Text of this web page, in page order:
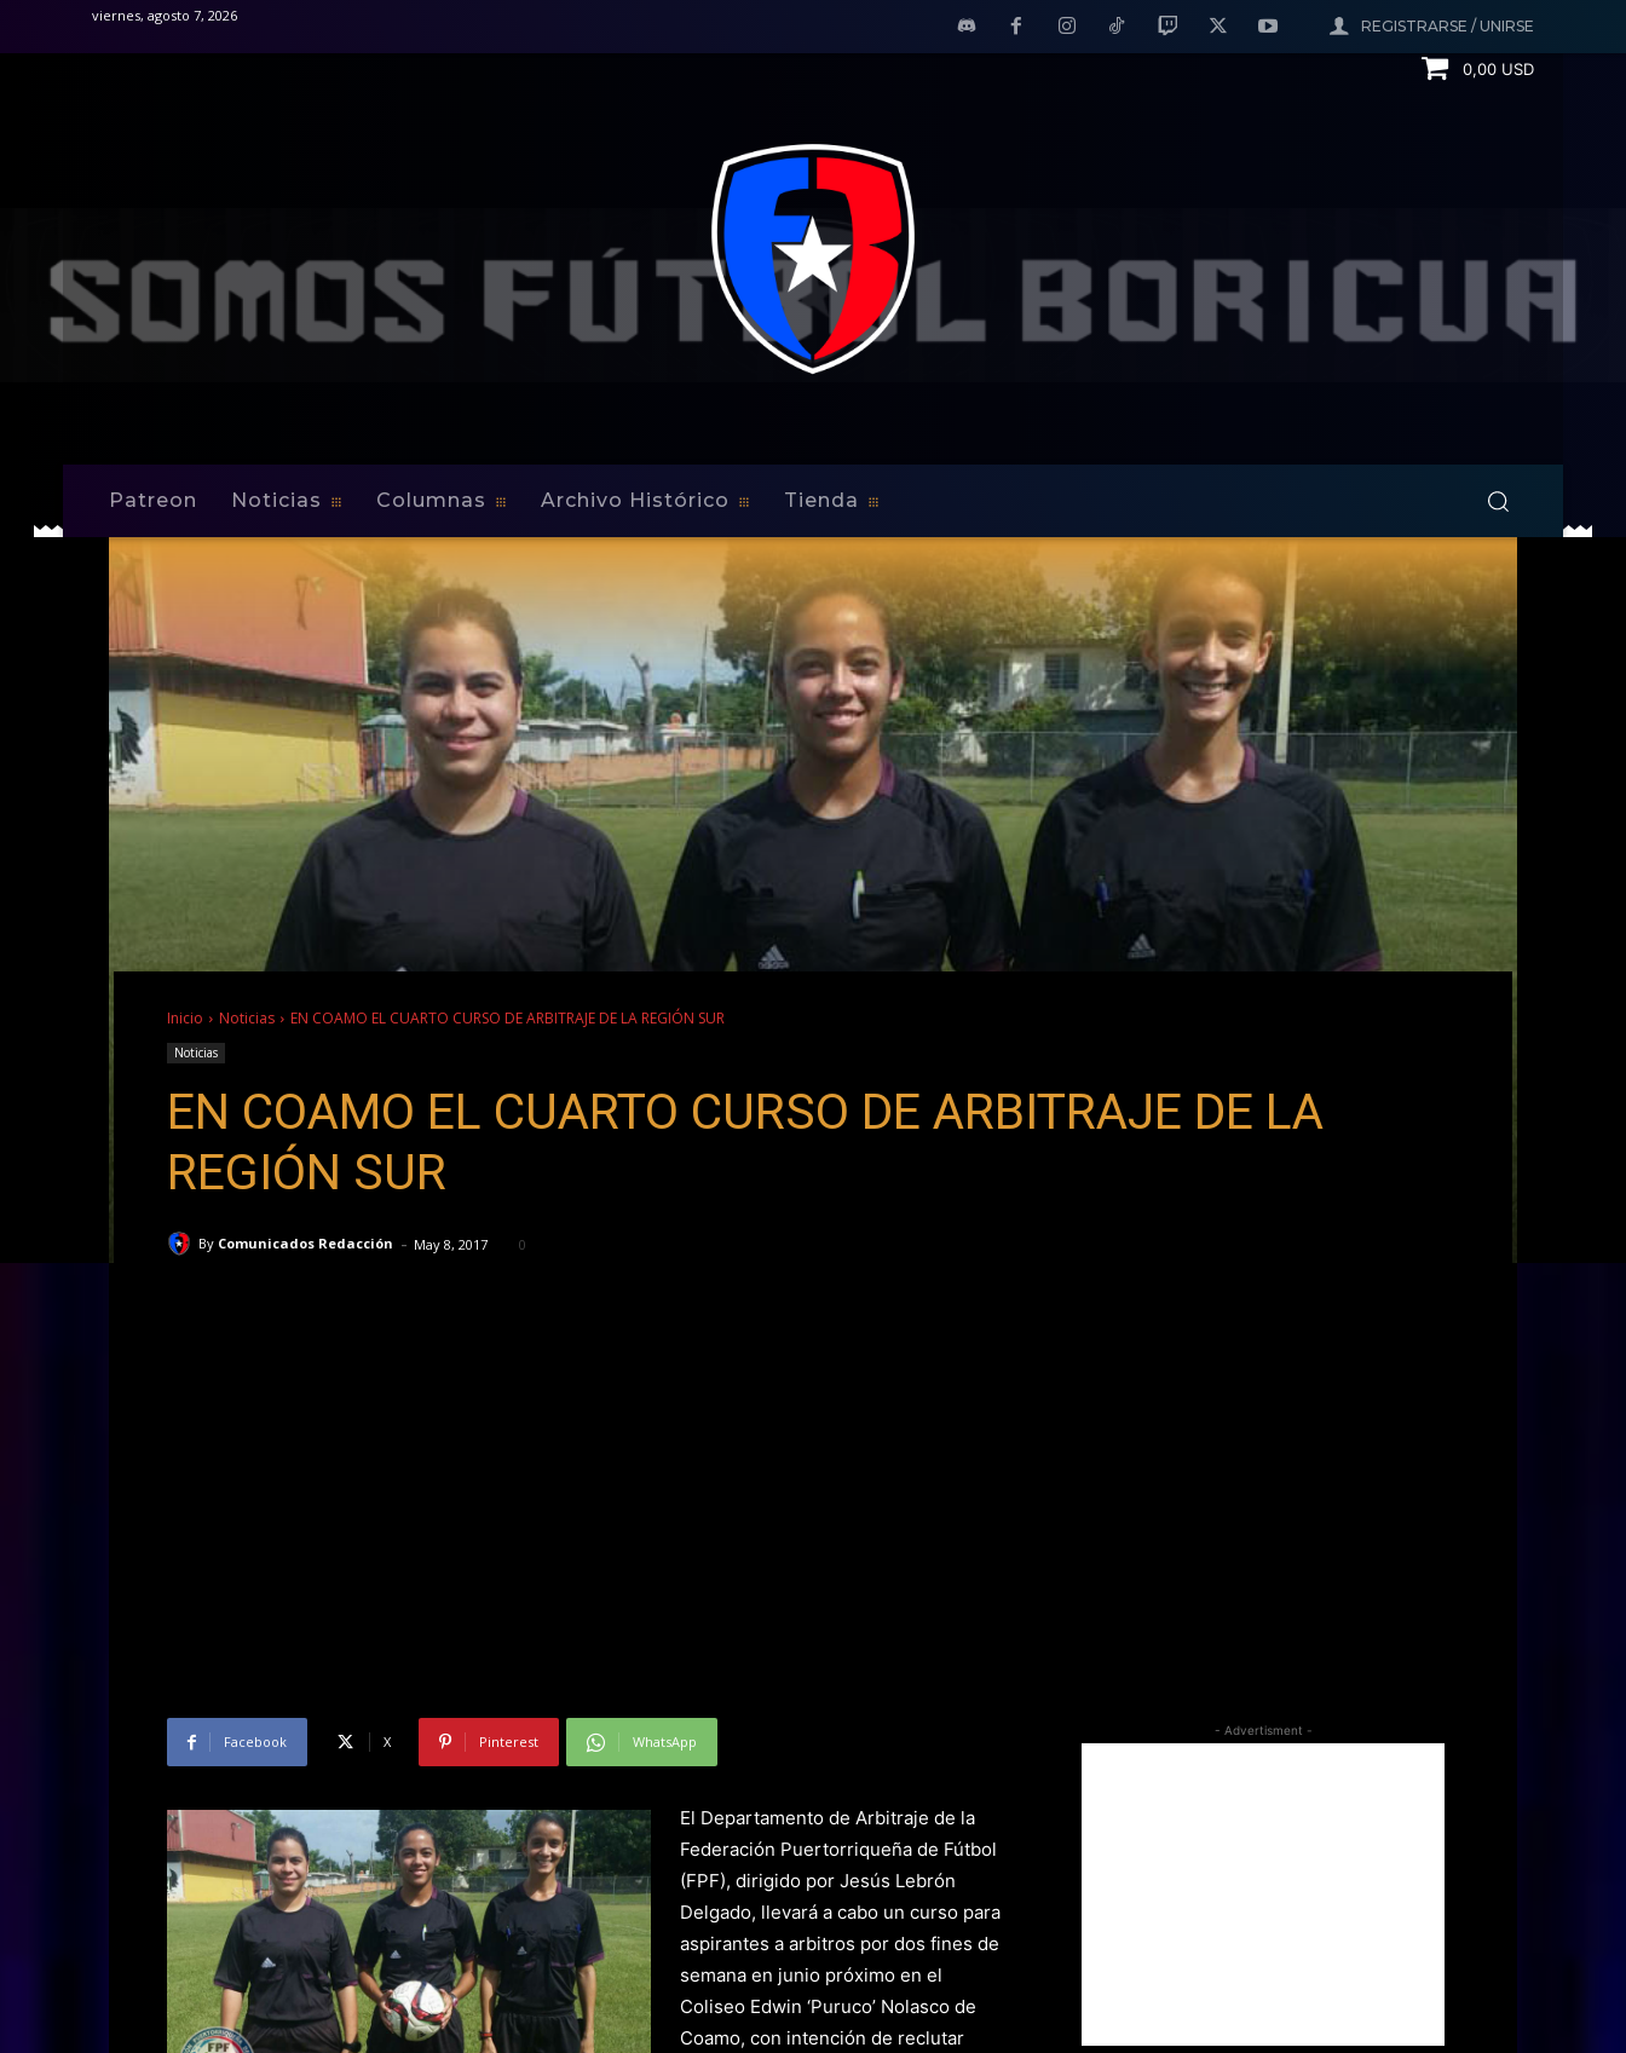
REGISTRARSE / UNIRSE
viernes, agosto 7, 2026
0,00 USD
Patreon Noticias Columnas Archivo Histórico Tienda
Inicio Noticias EN COAMO EL CUARTO CURSO DE ARBITRAJE DE LA REGIÓN SUR
Noticias
EN COAMO EL CUARTO CURSO DE ARBITRAJE DE LA
REGIÓN SUR
By Comunicados Redacción - May 8, 2017 0
Facebook X Pinterest WhatsApp
El Departamento de Arbitraje de la
Federación Puertorriqueña de Fútbol
(FPF), dirigido por Jesús Lebrón
Delgado, llevará a cabo un curso para
aspirantes a arbitros por dos fines de
semana en junio próximo en el
Coliseo Edwin ‘Puruco’ Nolasco de
Coamo, con intención de reclutar
- Advertisment -